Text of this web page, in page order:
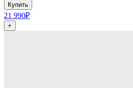
Купить
21 990₽
+